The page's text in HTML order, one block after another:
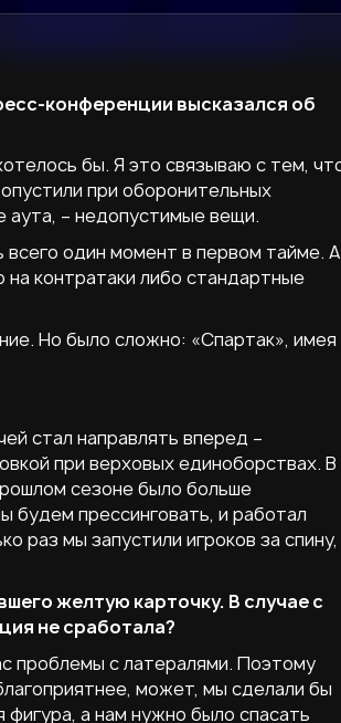
конференции высказался об
бы. Я это связываю с тем,
при оборонительных
аута, – недопустимые вещи.
всего один момент в первом тайме. А
контратаки либо стандартные
Но было сложно: «Спартак», имея
стал направлять вперед –
при верховых единоборствах. В
сезоне было больше
будем прессинговать, и работал
раз мы запустили игроков за спину,
желтую карточку. В случае с
не сработала?
проблемы с латералями. Поэтому
может, мы сделали бы
а нам нужно было спасать